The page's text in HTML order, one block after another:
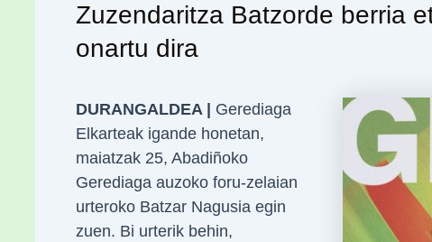
Zuzendaritza Batzorde berria
onartu dira
DURANGALDEA |
Gerediaga
Elkarteak igande honetan,
maiatzak 25, Abadiñoko
Gerediaga auzoko foru-zelaian
urteroko Batzar Nagusia egin
zuen. Bi urterik behin,